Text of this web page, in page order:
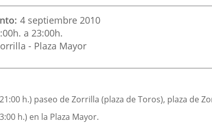
4 septiembre 2010
a 23:00h.
- Plaza Mayor
h.) paseo de Zorrilla (plaza de Toros), plaza de
h.) en la Plaza Mayor.